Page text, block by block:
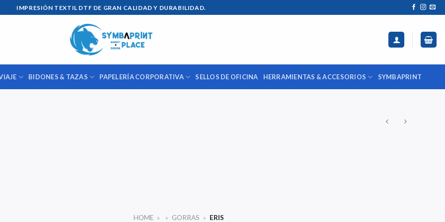
IMPRESIÓN TEXTIL DTF DE GRAN CALIDAD Y DURABILIDAD.
BIDONES & TAZAS PAPELERÍA CORPORATIVA SELLOS DE OFICINA HERRAMIENTAS & ACCESORIOS SYMBAPRINT
HOME » » GORRAS » ERIS